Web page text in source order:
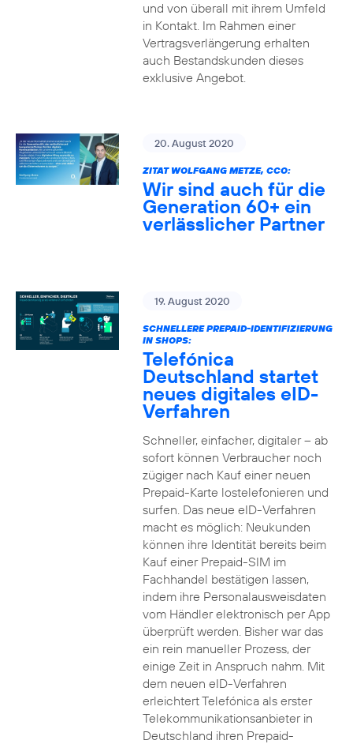
und von überall mit ihrem Umfeld
in Kontakt. Im Rahmen einer
Vertragsverlängerung erhalten
auch Bestandskunden dieses
exklusive Angebot.
20. August 2020
ZITAT WOLFGANG METZE, CCO:
Wir sind auch für die
Generation 60+ ein
verlässlicher Partner
19. August 2020
SCHNELLERE PREPAID-IDENTIFIZIERUNG
IN SHOPS:
Telefónica
Deutschland startet
neues digitales eID-
Verfahren
Schneller, einfacher, digitaler – ab
sofort können Verbraucher noch
zügiger nach Kauf einer neuen
Prepaid-Karte lostelefonieren und
surfen. Das neue eID-Verfahren
macht es möglich: Neukunden
können ihre Identität bereits beim
Kauf einer Prepaid-SIM im
Fachhandel bestätigen lassen,
indem ihre Personalausweisdaten
vom Händler elektronisch per App
überprüft werden. Bisher war das
ein rein manueller Prozess, der
einige Zeit in Anspruch nahm. Mit
dem neuen eID-Verfahren
erleichtert Telefónica als erster
Telekommunikationsanbieter in
Deutschland ihren Prepaid-